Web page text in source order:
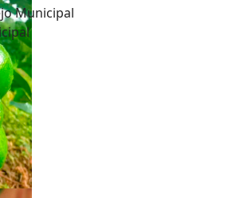
Municipal